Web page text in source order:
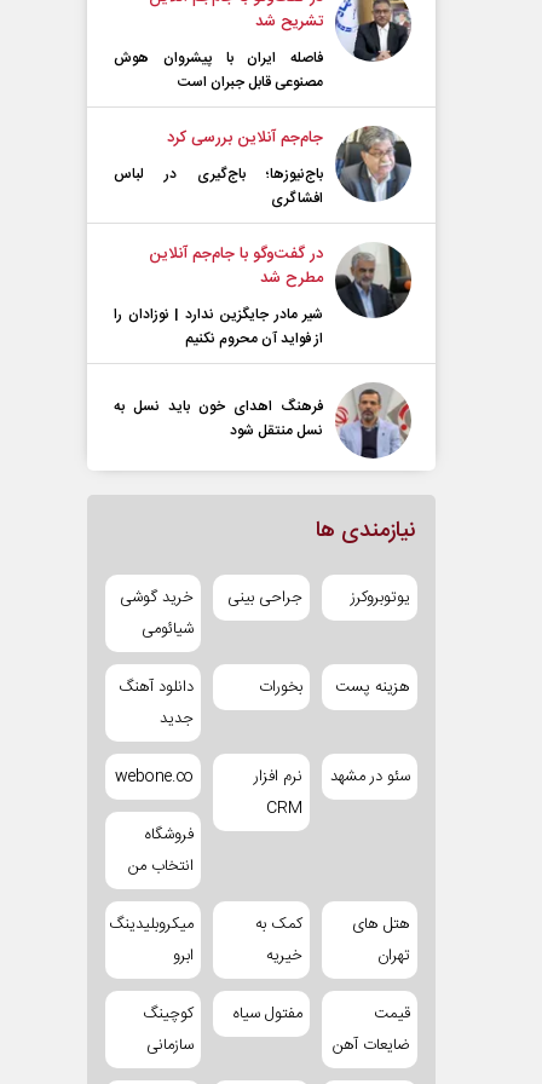
تشریح شد
فاصله ایران با پیشرو‌ان هوش
مصنوعی قابل جبران است
جام‌جم آنلاین بررسی کرد
باج‌نیوزها؛ باج‌گیری در لباس
افشاگری
در گفت‌و‌گو با جام‌جم آنلاین
مطرح شد
شیر مادر جایگزین ندارد | نوزادان را
از فواید آن محروم نکنیم
فرهنگ اهدای خون باید نسل به
نسل منتقل شود
نیازمندی ها
یوتوبروکرز جراحی بینی
خرید گوشی
شیائومی
هزینه پست بخورات
دانلود آهنگ
جدید
سئو در مشهد
نرم افزار
CRM
webone.co
فروشگاه
انتخاب من
هتل های
تهران
کمک به
خیریه
میکروبلیدینگ
ابرو
قیمت
ضایعات آهن
مفتول سیاه
کوچینگ
سازمانی